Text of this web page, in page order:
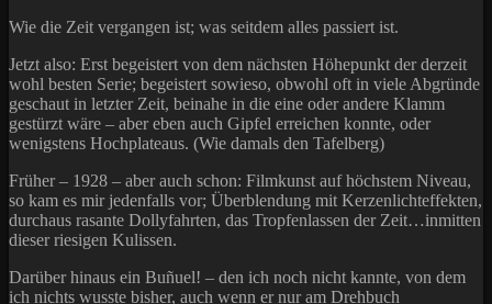
Wie die Zeit vergangen ist; was seitdem alles passiert ist.
Jetzt also: Erst begeistert von dem nächsten Höhepunkt der derzeit
wohl besten Serie; begeistert sowieso, obwohl oft in viele Abgründe
geschaut in letzter Zeit, beinahe in die eine oder andere Klamm
gestürzt wäre – aber eben auch Gipfel erreichen konnte, oder
wenigstens Hochplateaus. (Wie damals den Tafelberg)
Früher – 1928 – aber auch schon: Filmkunst auf höchstem Niveau,
so kam es mir jedenfalls vor; Überblendung mit Kerzenlichteffekten,
durchaus rasante Dollyfahrten, das Tropfenlassen der Zeit…inmitten
dieser riesigen Kulissen.
Darüber hinaus ein Buñuel! – den ich noch nicht kannte, von dem
ich nichts wusste bisher, auch wenn er nur am Drehbuch